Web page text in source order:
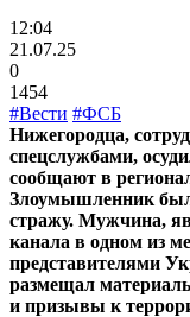
12:04
21.07.25
0
1454
#Вести #ФСБ
Нижегородца,
спецслужбами,
сообщают в
Злоумышленник был
стражу. Мужчина,
канала в одном из
представителями
размещал
и призывы к